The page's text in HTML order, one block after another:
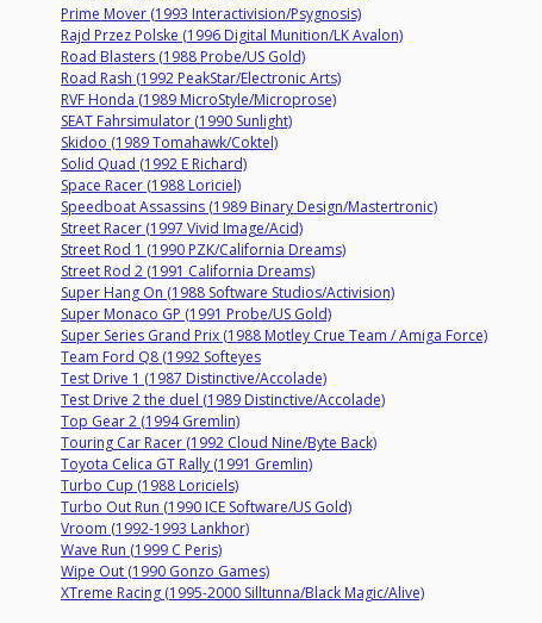
Prime Mover (1993 Interactivision/Psygnosis)
Rajd Przez Polske (1996 Digital Munition/LK Avalon)
Road Blasters (1988 Probe/US Gold)
Road Rash (1992 PeakStar/Electronic Arts)
RVF Honda (1989 MicroStyle/Microprose)
SEAT Fahrsimulator (1990 Sunlight)
Skidoo (1989 Tomahawk/Coktel)
Solid Quad (1992 E Richard)
Space Racer (1988 Loriciel)
Speedboat Assassins (1989 Binary Design/Mastertronic)
Street Racer (1997 Vivid Image/Acid)
Street Rod 1 (1990 PZK/California Dreams)
Street Rod 2 (1991 California Dreams)
Super Hang On (1988 Software Studios/Activision)
Super Monaco GP (1991 Probe/US Gold)
Super Series Grand Prix (1988 Motley Crue Team / Amiga Force)
Team Ford Q8 (1992 Softeyes
Test Drive 1 (1987 Distinctive/Accolade)
Test Drive 2 the duel (1989 Distinctive/Accolade)
Top Gear 2 (1994 Gremlin)
Touring Car Racer (1992 Cloud Nine/Byte Back)
Toyota Celica GT Rally (1991 Gremlin)
Turbo Cup (1988 Loriciels)
Turbo Out Run (1990 ICE Software/US Gold)
Vroom (1992-1993 Lankhor)
Wave Run (1999 C Peris)
Wipe Out (1990 Gonzo Games)
XTreme Racing (1995-2000 Silltunna/Black Magic/Alive)